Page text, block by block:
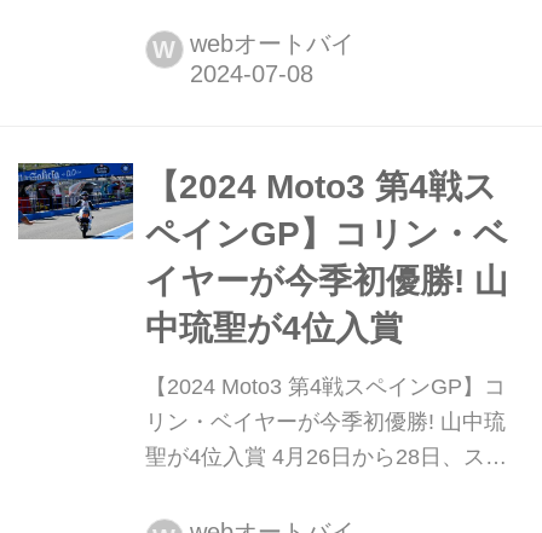
GP。Moto3クラスでは予選で多くのラ
イダーにロングラップペナルティが科
ダーのダビド・アロンソ(CFMOTO
Valresa Aspar Team)...
W webオートバイ
【2024 Moto3 第4戦ス
ペインGP】コリン・ベ
イヤーが今季初優勝! 山
中琉聖が4位入賞
【2024 Moto3 第4戦スペインGP】コ
リン・ベイヤーが今季初優勝! 山中琉
聖が4位入賞 4月26日から28日、スペ
ス・サーキット-アンヘル・ニエトで第